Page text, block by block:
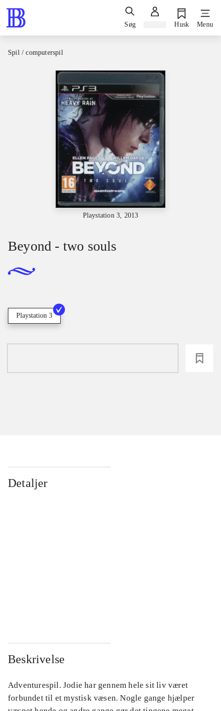
Søg Husk Menu
Spil / computerspil
Playstation 3, 2013
Beyond - two souls
Playstation 3
Detaljer
Beskrivelse
Adventurespil. Jodie har gennem hele sit liv været
forbundet til et mystisk væsen. Nogle gange hjælper